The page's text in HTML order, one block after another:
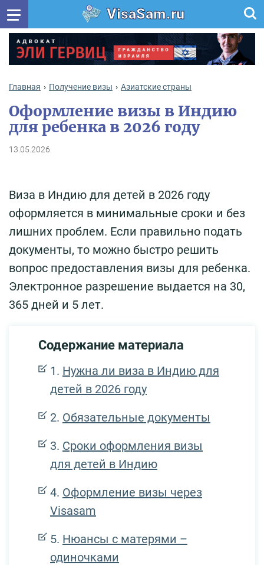
VisaSam.ru
Главная Получение визы Азиатские страны
Оформление визы в Индию
для ребенка в 2026 году
13.05.2026
Виза в Индию для детей в 2026 году
оформляется в минимальные сроки и без
лишних проблем. Если правильно подать
документы, то можно быстро решить
вопрос предоставления визы для ребенка.
Электронное разрешение выдается на 30,
365 дней и 5 лет.
Содержание материала
Нужна ли виза в Индию для
детей в 2026 году
Обязательные документы
Сроки оформления визы
для детей в Индию
Оформление визы через
Visasam
Нюансы с матерями –
одиночками